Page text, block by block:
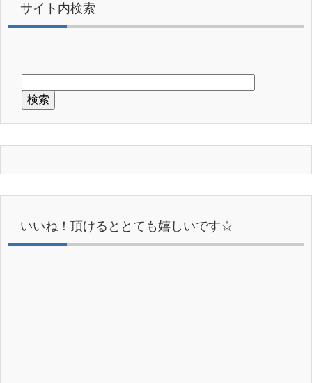
サイト内検索
いいね！頂けるととても嬉しいです☆